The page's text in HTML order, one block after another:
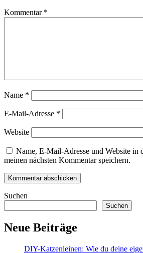
Kommentar *
Name *
E-Mail-Adresse *
Website
Name, E-Mail-Adresse und Website in
meinen nächsten Kommentar speichern.
Suchen
Suchen
Neue Beiträge
DIY-Katzenleinen: Wie du deine